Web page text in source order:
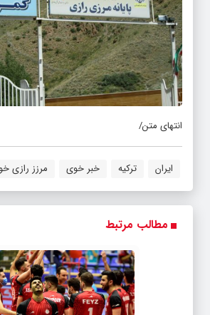
انتهای متن/
ایران ترکیه خبر خوی مرزز رازی
مطالب مرتبط